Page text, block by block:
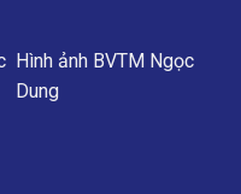
Hình ảnh BVTM Ngọc
Dung